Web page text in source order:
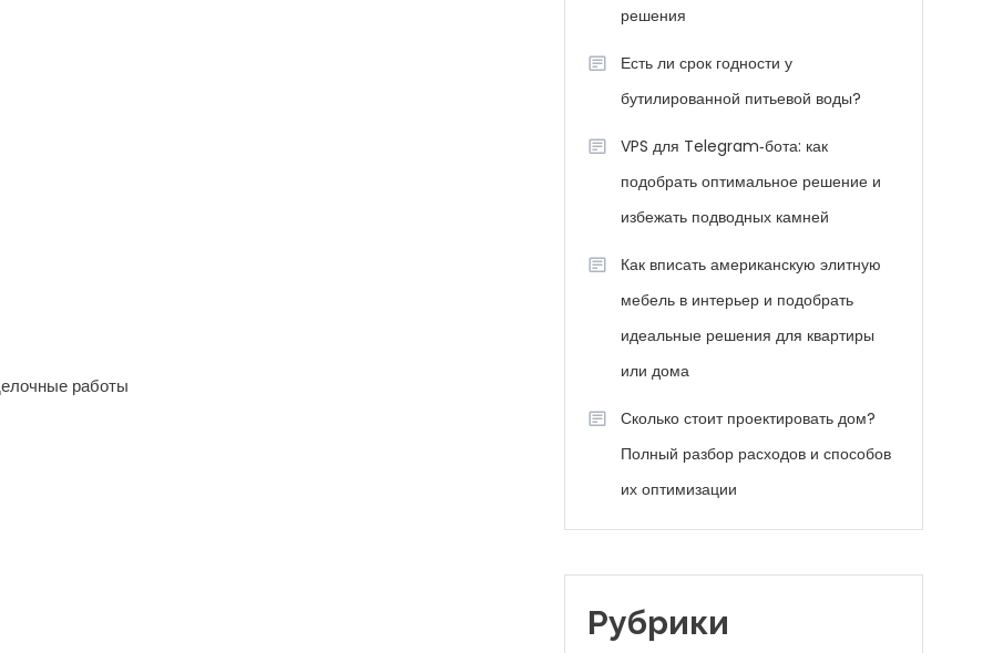
работы
решения
Есть ли срок годности у
бутилированной питьевой воды?
VPS для Telegram‑бота: как
подобрать оптимальное решение и
избежать подводных камней
Как вписать американскую элитную
мебель в интерьер и подобрать
идеальные решения для квартиры
или дома
Сколько стоит проектировать дом?
Полный разбор расходов и способов
их оптимизации
Рубрики